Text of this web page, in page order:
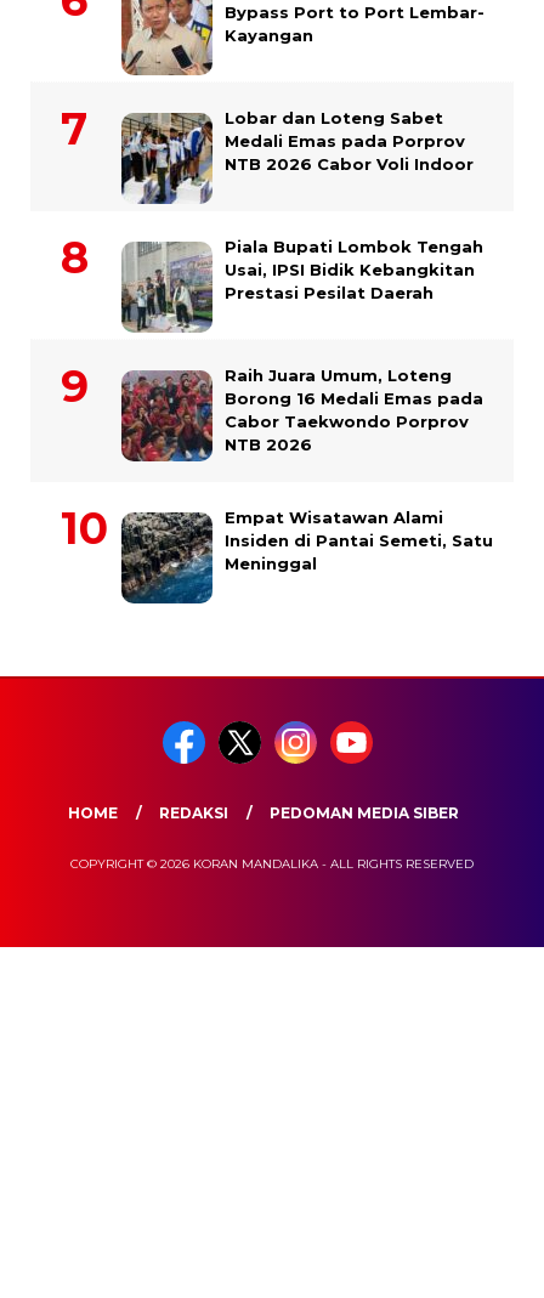
Bypass Port to Port Lembar-
Kayangan
Lobar dan Loteng Sabet
Medali Emas pada Porprov
NTB 2026 Cabor Voli Indoor
Piala Bupati Lombok Tengah
Usai, IPSI Bidik Kebangkitan
Prestasi Pesilat Daerah
Raih Juara Umum, Loteng
Borong 16 Medali Emas pada
Cabor Taekwondo Porprov
NTB 2026
Empat Wisatawan Alami
Insiden di Pantai Semeti, Satu
Meninggal
HOME REDAKSI PEDOMAN MEDIA SIBER
COPYRIGHT © 2026 KORAN MANDALIKA - ALL RIGHTS RESERVED